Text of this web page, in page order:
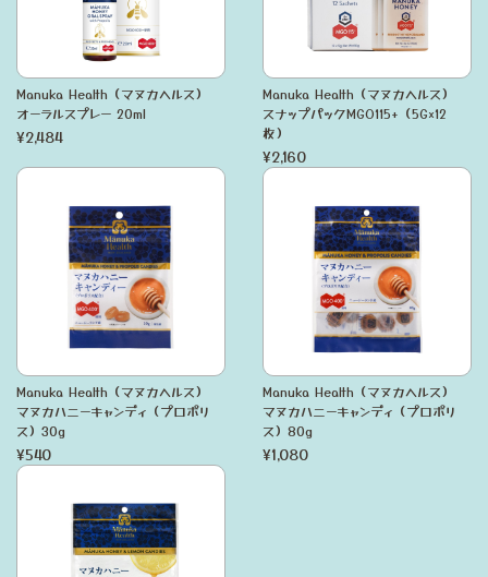
Manuka Health（マヌカヘルス）
オーラルスプレー 20ml
¥2,484
Manuka Health（マヌカヘルス）
スナップパックMGO115+（5G×12
枚）
¥2,160
Manuka Health（マヌカヘルス）
マヌカハニーキャンディ（プロポリ
ス）30g
¥540
Manuka Health（マヌカヘルス）
マヌカハニーキャンディ（プロポリ
ス）80g
¥1,080